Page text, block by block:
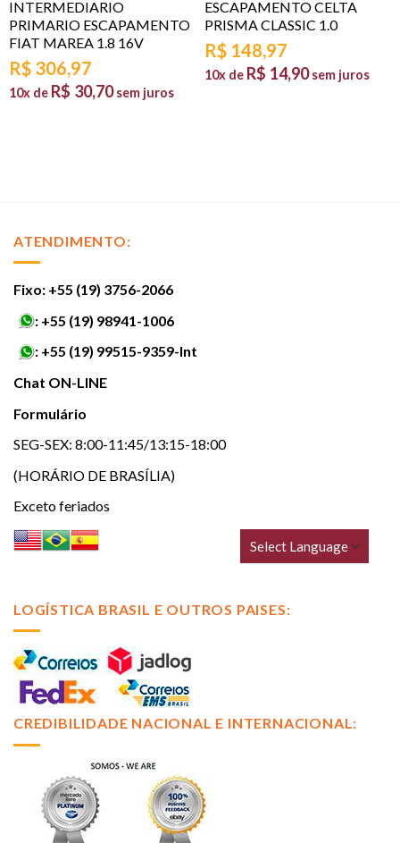
INTERMEDIARIO
PRIMARIO ESCAPAMENTO
FIAT MAREA 1.8 16V
R$ 306,97
10x de R$ 30,70 sem juros
ESCAPAMENTO CELTA
PRISMA CLASSIC 1.0
R$ 148,97
10x de R$ 14,90 sem juros
ATENDIMENTO:
Fixo: +55 (19) 3756-2066
: +55 (19) 98941-1006
: +55 (19) 99515-9359-Int
Chat ON-LINE
Formulário
SEG-SEX: 8:00-11:45/13:15-18:00
(HORÁRIO DE BRASÍLIA)
Exceto feriados
LOGÍSTICA BRASIL E OUTROS PAISES:
CREDIBILIDADE NACIONAL E INTERNACIONAL: